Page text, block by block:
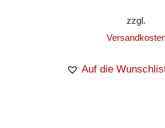
zzgl.
Auf die